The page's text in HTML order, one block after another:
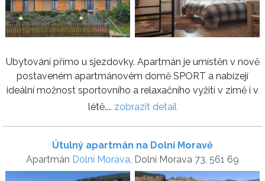
Ubytování přímo u sjezdovky. Apartmán je umístěn v nově
postaveném apartmánovém domě SPORT a nabízejí
ideální možnost sportovního a relaxačního vyžití v zimě i v
létě.... zobrazit detail
Útulný apartmán na Dolní Moravě
Apartmán Dolní Morava, Dolní Morava 73, 561 69